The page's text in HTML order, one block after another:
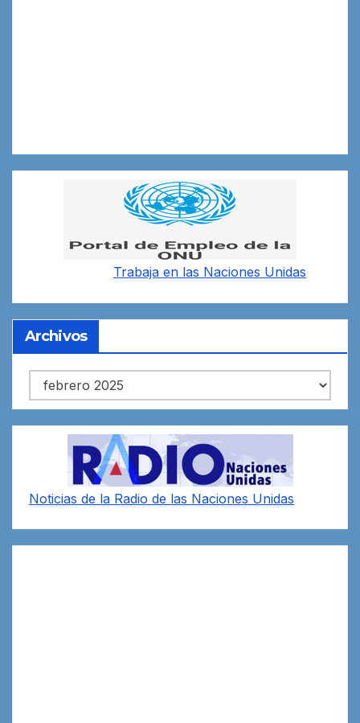
Trabaja en las Naciones Unidas
Archivos
Archivos
Noticias de la Radio de las Naciones Unidas